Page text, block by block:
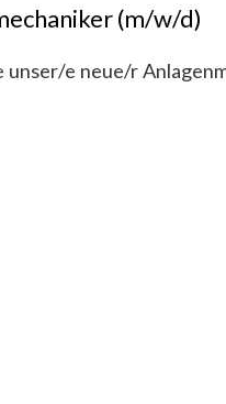
(m/w/d)
unser/e neue/r